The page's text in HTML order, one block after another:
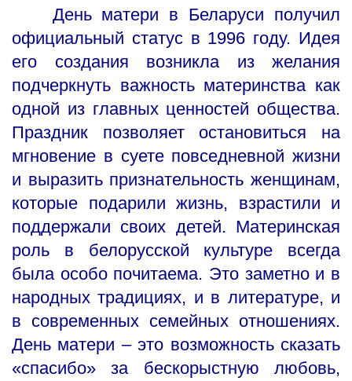
День матери в Беларуси получил
официальный статус в 1996 году. Идея
его создания возникла из желания
подчеркнуть важность материнства как
одной из главных ценностей общества.
Праздник позволяет остановиться на
мгновение в суете повседневной жизни
и выразить признательность женщинам,
которые подарили жизнь, взрастили и
поддержали своих детей. Материнская
роль в белорусской культуре всегда
была особо почитаема. Это заметно и в
народных традициях, и в литературе, и
в современных семейных отношениях.
День матери – это возможность сказать
«спасибо» за бескорыстную любовь,